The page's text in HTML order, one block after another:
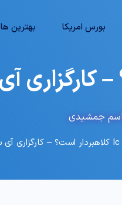
بورس امریکا بهترین ها
جمشیدی